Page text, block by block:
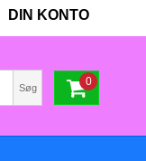
DIN KONTO
0
Søg